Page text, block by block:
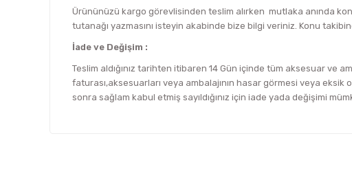
Ürününüzü kargo görevlisinden teslim alırken mutlaka anında
tutanağı yazmasını isteyin akabinde bize bilgi veriniz. Konu
İade ve Değişim :
Teslim aldığınız tarihten itibaren 14 Gün içinde tüm aksesuar ve
faturası,aksesuarları veya ambalajının hasar görmesi veya eksik
sonra sağlam kabul etmiş sayıldığınız için iade yada değişimi